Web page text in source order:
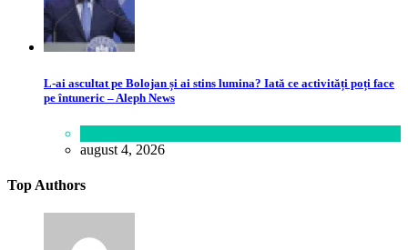
L-ai ascultat pe Bolojan și ai stins lumina? Iată ce activități poți face
pe întuneric – Aleph News
august 4, 2026
Top Authors